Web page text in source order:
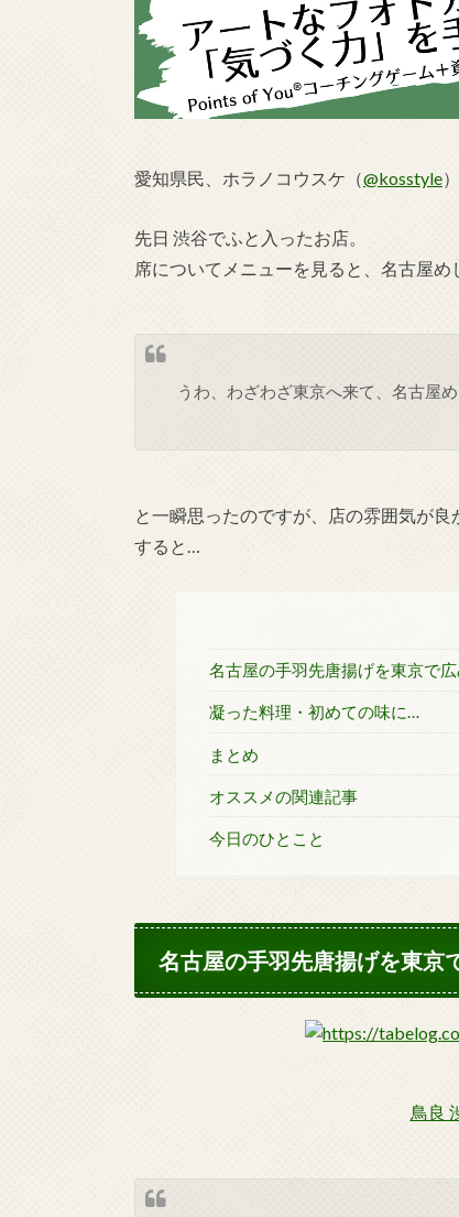
愛知県民、ホラノコウスケ（@kosstyle
先日 渋谷でふと入ったお店。
席についてメニューを見ると、名古屋め
うわ、わざわざ東京へ来て、名古屋
と一瞬思ったのですが、店の雰囲気が
すると…
名古屋の手羽先唐揚げを東京で
凝った料理・初めての味に…
まとめ
オススメの関連記事
今日のひとこと
名古屋の手羽先唐揚げを東京
鳥良